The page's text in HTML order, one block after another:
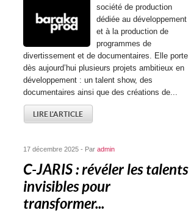
société de production
dédiée au développement
et à la production de
programmes de
divertissement et de documentaires. Elle porte
dès aujourd’hui plusieurs projets ambitieux en
développement : un talent show, des
documentaires ainsi que des créations de...
LIRE L'ARTICLE
17 décembre 2025 - Paradmin
C-JARIS : révéler les talents
invisibles pour
transformer...